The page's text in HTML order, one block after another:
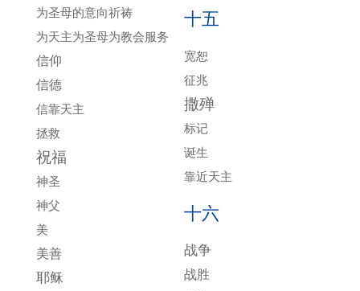
为圣母的意向祈祷
为天主为圣母为教会服务
信仰
信德
信靠天主
拯救
祝福
神圣
神父
美
美善
耶稣
十五
宽恕
征兆
撒殚
标记
诞生
靠近天主
十六
战争
战胜